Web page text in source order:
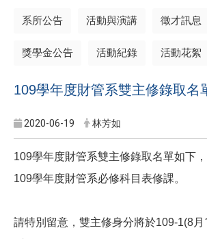
系所公告 活動與演講 徵才訊息
獎學金公告 活動紀錄 活動花絮
109學年度財管系雙主修錄取名
2020-06-19 林芳如
109學年度財管系雙主修錄取名單如下
109學年度財管系必修科目表修課。
請特別留意，雙主修身分將於109-1(8月